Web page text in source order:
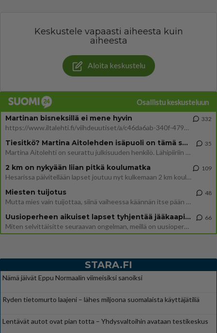
Keskustele vapaasti aiheesta kuin
aiheesta
Aloita keskustelu
Osallistu keskusteluun
Martinan bisneksillä ei mene hyvin
https://www.iltalehti.fi/viihdeuutiset/a/c46da6ab-340f-4790-aaa7-0865eed2336 Yrityksen konkurssihakemus on tullut kärä
332
Tiesitkö? Martina Aitolehden isäpuoli on tämä suosittu laulaja
Martina Aitolehti on seurattu julkisuuden henkilö. Lähipiiriin mahtuu muitakin tunnettuja henkilöitä. Tiesitkö, että Ma
35
2 km on nykyään liian pitkä koulumatka
Hesarissa päivitellään lapset joutuu nyt kulkemaan 2 km kouluun jösses. Ruostefillarilla tuo matka menee vaikka miten äk
109
Miesten tuijotus
Mutta mies vain tuijottaa, siinä vaiheessa käännän itse pään pois. Mikä juttu? Yleensä jos joku tuijottaa tai katsoo, hä
48
Uusioperheen aikuiset lapset tyhjentää jääkaapin käydessään
Miten selvittäisitte seuraavan ongelman, meillä on uusioperhe, minulla teini-ikäiset lapset ja puolisolla aikuiset, jotk
66
STARA.FI
Nämä jäivät Eppu Normaalin viimeisiksi sanoiksi
Ryden tietomurto laajeni – lähes miljoona suomalaista käyttäjätiliä
Lentävät autot ovat pian totta – Yhdysvaltoihin avataan testikeskus